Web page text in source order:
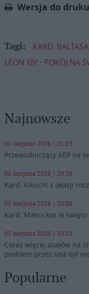
Wersja do druku
Tagi: KARD.
LEON XIV
POKÓJ NA
Najnowsze
05 sierpnia 2026 | 21:23
Przewodniczący KEP na
05 sierpnia 2026 | 20:38
Kard. Kikuchi z okazji
05 sierpnia 2026 | 20:00
Kard. Makrickas w
05 sierpnia 2026 | 19:23
Coraz więcej ataków na
problem przez lata był
Popularne